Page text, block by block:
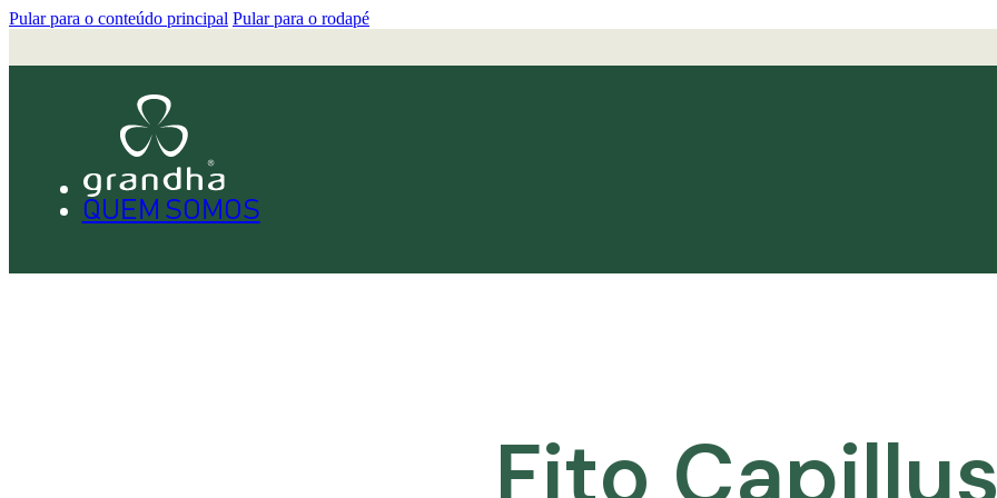
Pular para o conteúdo principal Pular para o rodapé
QUEM SOMOS
Fito